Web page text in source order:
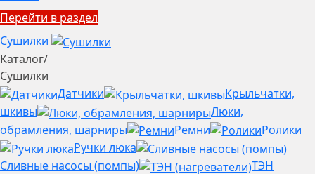
Перейти в раздел
Сушилки
Каталог/
Сушилки
Датчики
Крыльчатки,
шкивы
Люки,
обрамления, шарниры
Ремни
Ролики
Ручки люка
Сливные насосы (помпы)
ТЭН